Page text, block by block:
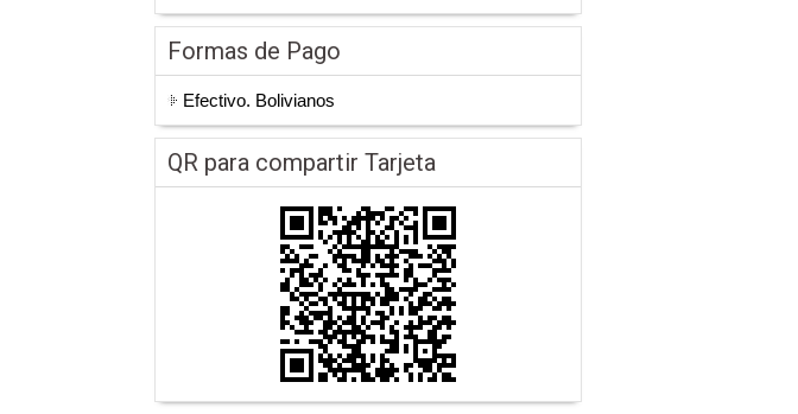
Formas de Pago
Efectivo. Bolivianos
QR para compartir Tarjeta